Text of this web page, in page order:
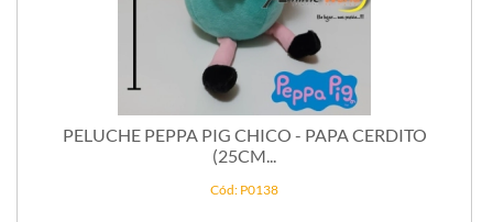
PELUCHE PEPPA PIG CHICO - PAPA CERDITO
(25CM...
Cód: P0138